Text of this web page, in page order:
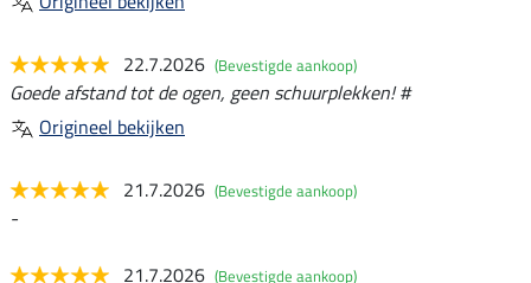
22.7.2026 (Bevestigde aankoop)
Goede afstand tot de ogen, geen schuurplekken! #
Origineel bekijken
21.7.2026 (Bevestigde aankoop)
-
21.7.2026 (Bevestigde aankoop)